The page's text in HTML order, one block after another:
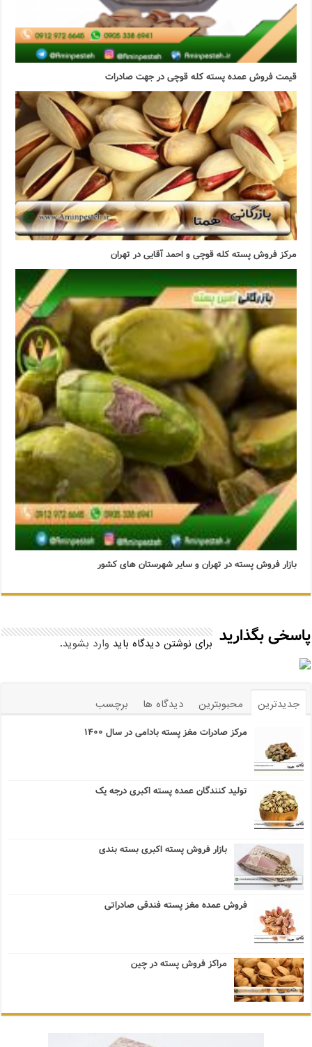
قیمت فروش عمده پسته کله قوچی در جهت صادرات
مرکز فروش پسته کله قوچی و احمد آقایی در تهران
بازار فروش پسته در تهران و سایر شهرستان های کشور
پاسخی بگذارید برای نوشتن دیدگاه باید وارد بشوید.
جدیدترین محبوبترین دیدگاه ها برچسب
مرکز صادرات مغز پسته بادامی در سال ۱۴۰۰
تولید کنندگان عمده پسته اکبری درجه یک
بازار فروش پسته اکبری بسته بندی
فروش عمده مغز پسته فندقی صادراتی
مراکز فروش پسته در چین